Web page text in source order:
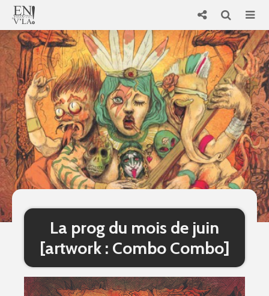
La prog du mois de juin
[artwork : Combo Combo]